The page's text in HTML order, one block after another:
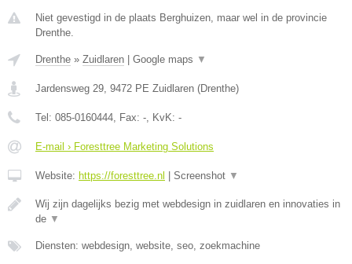
Niet gevestigd in de plaats Berghuizen, maar wel in de provincie
Drenthe.
Drenthe » Zuidlaren Google maps ▼
Jardensweg 29, 9472 PE Zuidlaren (Drenthe)
Tel: 085-0160444, Fax: -, KvK: -
E-mail › Foresttree Marketing Solutions
Website: https://foresttree.nl Screenshot ▼
Wij zijn dagelijks bezig met webdesign in zuidlaren en innovaties in
de ▼
Diensten: webdesign, website, seo, zoekmachine